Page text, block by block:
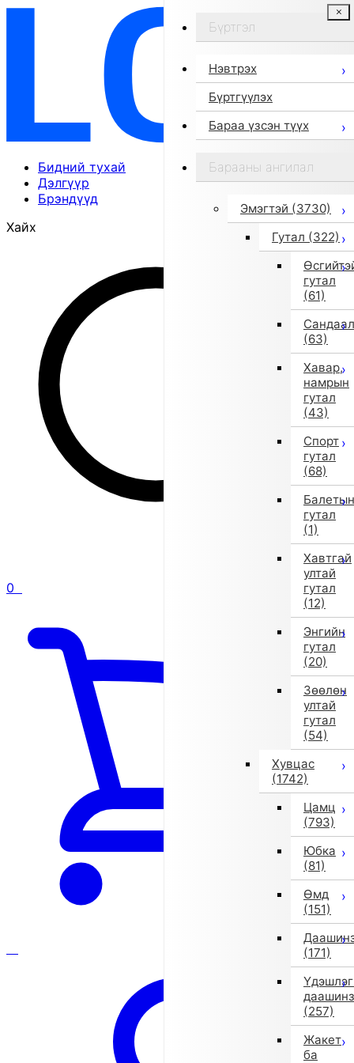
Бидний тухай
Дэлгүүр
Брэндүүд
Хайх
0
Бүртгэл
Нэвтрэх
Бүртгүүлэх
Бараа үзсэн түүх
Барааны ангилал
Эмэгтэй (3730)
Гутал (322)
гутал
(61)
Сандаал
(63)
Хавар,
намрын
гутал
(43)
Спорт
гутал
(68)
Балетын
гутал
(1)
Хавтгай
ултай
гутал
(12)
Энгийн
гутал
(20)
Зөөлөн
ултай
гутал
(54)
Хувцас
(1742)
Цамц
(793)
Юбка
(81)
Өмд
(151)
(171)
даашинз
(257)
Жакет
ба